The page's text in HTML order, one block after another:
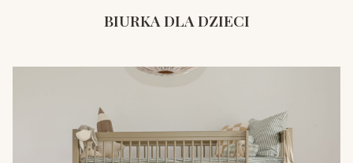
BIURKA DLA DZIECI